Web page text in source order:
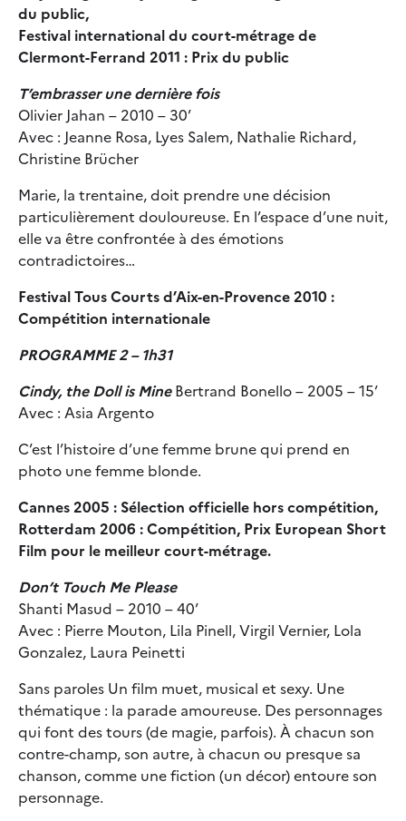
du public,
Festival international du court-métrage de
Clermont-Ferrand 2011 : Prix du public
T’embrasser une dernière fois
Olivier Jahan – 2010 – 30’
Avec : Jeanne Rosa, Lyes Salem, Nathalie Richard,
Christine Brücher
Marie, la trentaine, doit prendre une décision
particulièrement douloureuse. En l’espace d’une nuit,
elle va être confrontée à des émotions
contradictoires…
Festival Tous Courts d’Aix-en-Provence 2010 :
Compétition internationale
PROGRAMME 2 – 1h31
Cindy, the Doll is MineBertrand Bonello – 2005 – 15’
Avec : Asia Argento
C’est l’histoire d’une femme brune qui prend en
photo une femme blonde.
Cannes 2005 : Sélection officielle hors compétition,
Rotterdam 2006 : Compétition, Prix European Short
Film pour le meilleur court-métrage.
Don’t Touch Me Please
Shanti Masud – 2010 – 40’
Avec : Pierre Mouton, Lila Pinell, Virgil Vernier, Lola
Gonzalez, Laura Peinetti
Sans paroles Un film muet, musical et sexy. Une
thématique : la parade amoureuse. Des personnages
qui font des tours (de magie, parfois). À chacun son
contre-champ, son autre, à chacun ou presque sa
chanson, comme une fiction (un décor) entoure son
personnage.